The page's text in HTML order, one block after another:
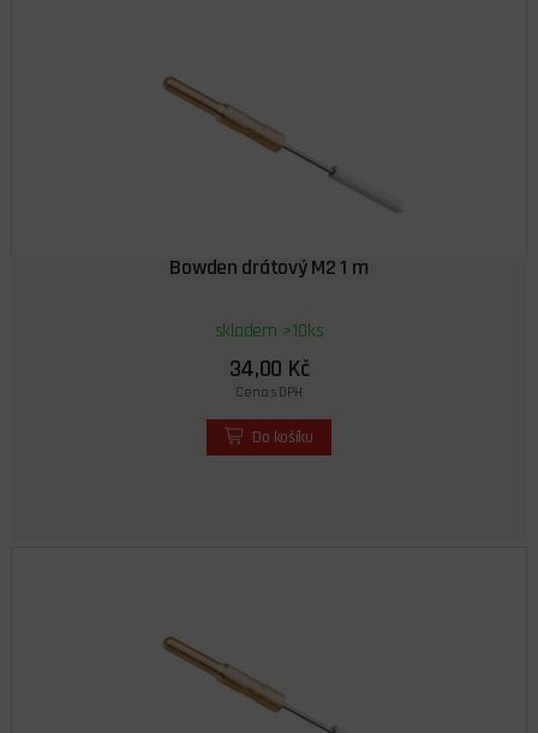
Bowden drátový M2 1 m
skladem >10ks
34,00 Kč
Cena s DPH
Do košíku